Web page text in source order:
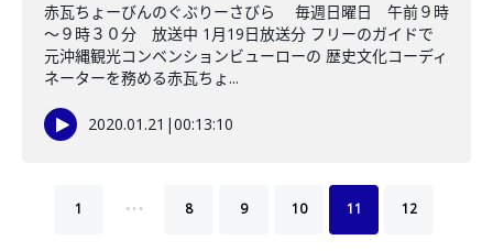
赤瓦ちょーびんのぐぶりーさびら 毎週日曜日 午前９時
～９時３０分 放送中 1月19日放送分 フリーのガイドで
元沖縄観光コンベンションビューローの 歴史文化コーディ
ネーターを務める赤瓦ちょ...
2020.01.21 |00:13:10
1 … 8 9 10 11 12